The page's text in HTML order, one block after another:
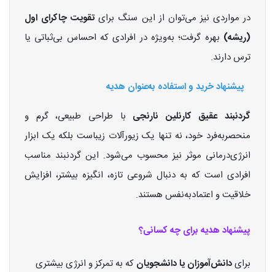
در مواردی نیز می‌توان از این سنگ برای تقویت چاکرای اول
(ریشه) بهره گرفت؛ به‌ویژه در افرادی که احساس بی‌ثباتی یا
ترس دارند.
پیشنهاد خرید و استفاده به‌عنوان هدیه
گردنبند عقیق کارنلین نارنجی با طراحی طبیعی، گرم و
منحصر‌به‌فرد خود، نه تنها یک زیورآلات زیباست بلکه یک ابزار
انرژی‌درمانی موثر نیز محسوب می‌شود. این گردنبند مناسب
افرادی است که به دنبال شروعی تازه، انگیزه بیشتر، افزایش
خلاقیت و اعتمادبه‌نفس هستند.
پیشنهاد هدیه برای چه کسانی؟
برایدانش‌آموزان یا دانشجویان که به تمرکز و انرژی بیشتری